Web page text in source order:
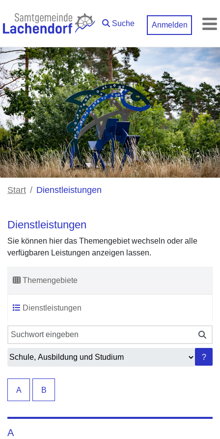
Suche Anmelden
Start Dienstleistungen
Dienstleistungen
Sie können hier das Themengebiet wechseln oder alle
verfügbaren Leistungen anzeigen lassen.
Themengebiete
Dienstleistungen
Sie können hier das Themengebiet wechseln oder alle ?
A B
A